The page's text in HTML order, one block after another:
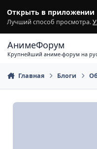
Открыть в приложении
Лучший способ просмотра.
АнимеФорум
Крупнейший аниме-форум на
Главная Блоги